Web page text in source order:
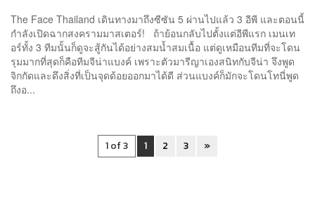
The Face Thailand เดินทางมาถึงซีซัน 5 ผ่านไปแล้ว 3 อีพี และตอนนี้
กำลังเปิดฉากสงครามมาสเตอร์! ถ้าย้อนกลับไปตั้งแต่อีพีแรก เมนเท
อร์ทั้ง 3 ทีมนั้นก็ดูจะสู้กันได้อย่างสมน้ำสมเนื้อ แต่ดูเหมือนทีมที่จะโดน
รุมมากที่สุดก็คือทีมจีน่าแบงค์ เพราะตัวมารีญาเองสนิทกับจีน่า จึงพูด
จิกกัดและดึงสิ่งที่เป็นจุดด้อยออกมาได้ดี ส่วนแบงค์ก็มักจะโดนโทนี่พูด
ถึงอ...
1 of 3 1 2 3 »